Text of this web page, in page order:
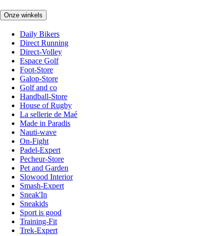
Onze winkels
Daily Bikers
Direct Running
Direct-Volley
Espace Golf
Foot-Store
Galop-Store
Golf and co
Handball-Store
House of Rugby
La sellerie de Maé
Made in Paradis
Nauti-wave
On-Fight
Padel-Expert
Pecheur-Store
Pet and Garden
Slowood Interior
Smash-Expert
Sneak'In
Sneakids
Sport is good
Training-Fit
Trek-Expert